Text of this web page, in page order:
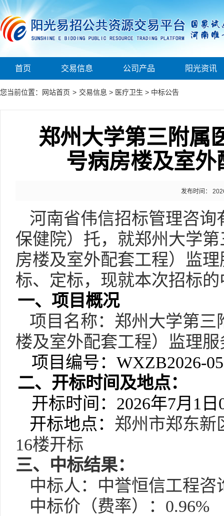
首页 交易信息 公司产品 阳光资讯
您当前位置： 网站首页 > 交易信息 > 医疗卫生 > 中标公告
郑州大学第三附属
号病房楼及室
发布时间：
河南省伟信招标管理咨
保健院）托，就郑州大学
房楼及室外配套工程）监
标、定标，现就本次招标
一、项目概况
项目名称： 郑州大学第三
楼及室外配套工程）监理服
项目编号： WXZB2026-
二、开标时间及地点：
开标时间： 2026年7月 1 日
开标地点： 郑州市郑东新
16楼开标
三、 中标结果：
中标人：中誉恒信工程咨
中标价（费率）： 0.96%